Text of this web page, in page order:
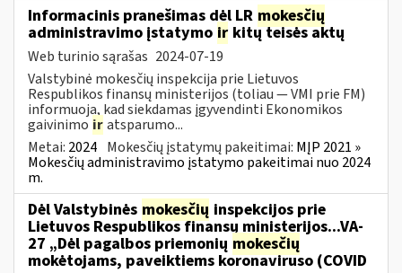
Informacinis pranešimas dėl LR mokesčių
administravimo įstatymo ir kitų teisės aktų
Web turinio sąrašas 2024-07-19
Valstybinė mokesčių inspekcija prie Lietuvos
Respublikos finansų ministerijos (toliau — VMI prie FM)
informuoja, kad siekdamas įgyvendinti Ekonomikos
gaivinimo iratsparumo...
Metai: 2024 Mokesčių įstatymų pakeitimai: MĮP 2021 »
Mokesčių administravimo įstatymo pakeitimai nuo 2024
m.
Dėl Valstybinės mokesčių inspekcijos prie
Lietuvos Respublikos finansų ministerijos...VA-
27 „Dėl pagalbos priemonių mokesčių
mokėtojams, paveiktiems koronaviruso (COVID